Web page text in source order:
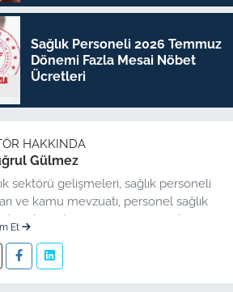
Sağlık Personeli 2026 Temmuz
Dönemi Fazla Mesai Nöbet
Ücretleri
HAKKINDA
Gülmez
sektörü gelişmeleri, sağlık personeli
ve kamu mevzuatı, personel sağlık
düzenleme üzerine uzmanlaşmış
Et